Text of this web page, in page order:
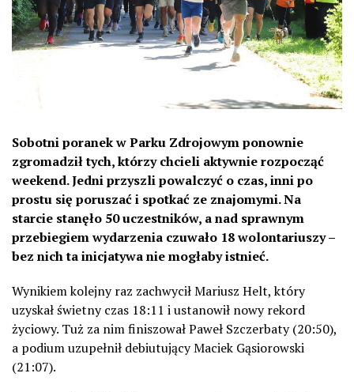
Sobotni poranek w Parku Zdrojowym ponownie
zgromadził tych, którzy chcieli aktywnie rozpocząć
weekend. Jedni przyszli powalczyć o czas, inni po
prostu się poruszać i spotkać ze znajomymi. Na
starcie stanęło 50 uczestników, a nad sprawnym
przebiegiem wydarzenia czuwało 18 wolontariuszy –
bez nich ta inicjatywa nie mogłaby istnieć.
Wynikiem kolejny raz zachwycił Mariusz Helt, który
uzyskał świetny czas 18:11 i ustanowił nowy rekord
życiowy. Tuż za nim finiszował Paweł Szczerbaty (20:50),
a podium uzupełnił debiutujący Maciek Gąsiorowski
(21:07).